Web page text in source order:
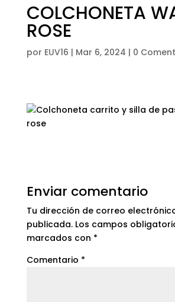
COLCHONETA
ROSE
por EUV16 | Mar 6, 2024 | 0
Enviar comentario
Tu dirección de correo
publicada. Los campos
marcados con *
Comentario *